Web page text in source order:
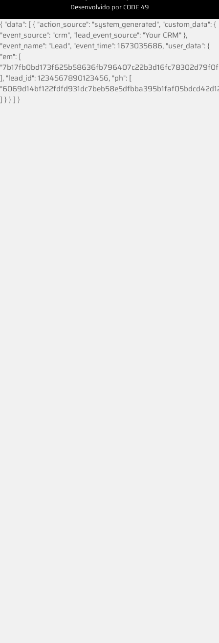
Desenvolvido por CODE 49
{ "data": [ { "action_source": "system_generated", "custom_data": {
"event_source": "crm", "lead_event_source": "Your CRM" },
"event_name": "Lead", "event_time": 1673035686, "user_data": {
"em": [
], "lead_id": 1234567890123456, "ph": [
] } } ] }